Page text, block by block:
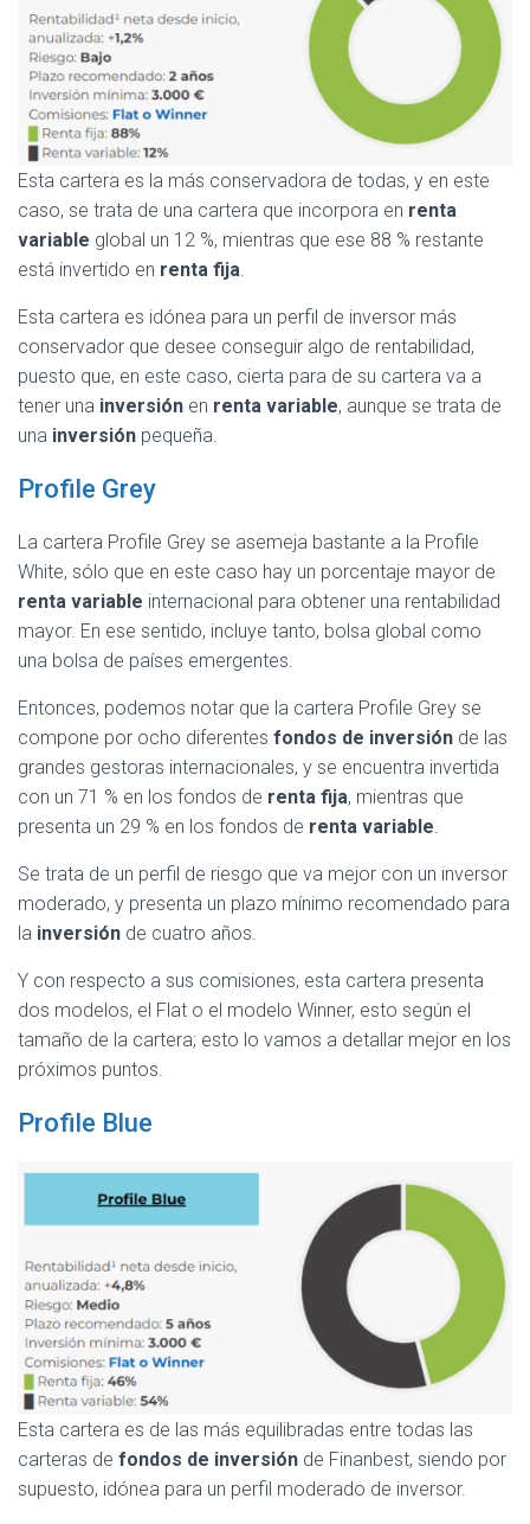
Esta cartera es la más conservadora de todas, y en este
caso, se trata de una cartera que incorpora en renta
variable global un 12 %, mientras que ese 88 % restante
está invertido en renta fija.
Esta cartera es idónea para un perfil de inversor más
conservador que desee conseguir algo de rentabilidad,
puesto que, en este caso, cierta para de su cartera va a
tener una inversión en renta variable, aunque se trata de
una inversión pequeña.
Profile Grey
La cartera Profile Grey se asemeja bastante a la Profile
White, sólo que en este caso hay un porcentaje mayor de
renta variable internacional para obtener una rentabilidad
mayor. En ese sentido, incluye tanto, bolsa global como
una bolsa de países emergentes.
Entonces, podemos notar que la cartera Profile Grey se
compone por ocho diferentes fondos de inversión de las
grandes gestoras internacionales, y se encuentra invertida
con un 71 % en los fondos de renta fija, mientras que
presenta un 29 % en los fondos de renta variable.
Se trata de un perfil de riesgo que va mejor con un inversor
moderado, y presenta un plazo mínimo recomendado para
la inversión de cuatro años.
Y con respecto a sus comisiones, esta cartera presenta
dos modelos, el Flat o el modelo Winner, esto según el
tamaño de la cartera; esto lo vamos a detallar mejor en los
próximos puntos.
Profile Blue
Esta cartera es de las más equilibradas entre todas las
carteras de fondos de inversión de Finanbest, siendo por
supuesto, idónea para un perfil moderado de inversor.